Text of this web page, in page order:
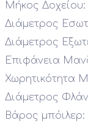
Μήκος Δοχείου:
Διάμετρος
Διάμετρος
Επιφάνεια
Χωρητικότητα
Διάμετρος
Βάρος μπόιλερ: